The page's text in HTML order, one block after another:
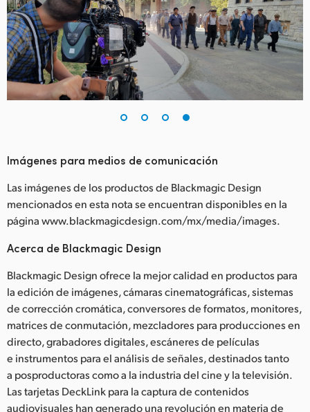
Imágenes para medios de comunicación
Las imágenes de los productos de Blackmagic Design
mencionados en esta nota se encuentran disponibles en la
página www.blackmagicdesign.com/mx/media/images.
Acerca de Blackmagic Design
Blackmagic Design ofrece la mejor calidad en productos para
la edición de imágenes, cámaras cinematográficas, sistemas
de corrección cromática, conversores de formatos, monitores,
matrices de conmutación, mezcladores para producciones en
directo, grabadores digitales, escáneres de películas
e instrumentos para el análisis de señales, destinados tanto
a posproductoras como a la industria del cine y la televisión.
Las tarjetas DeckLink para la captura de contenidos
audiovisuales han generado una revolución en materia de